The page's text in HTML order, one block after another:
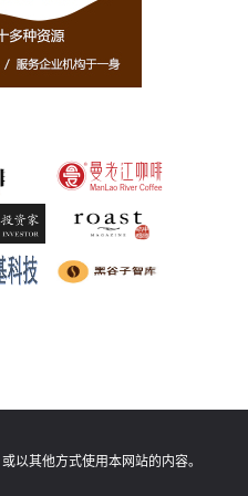
以其他方式使用本网站的内容。